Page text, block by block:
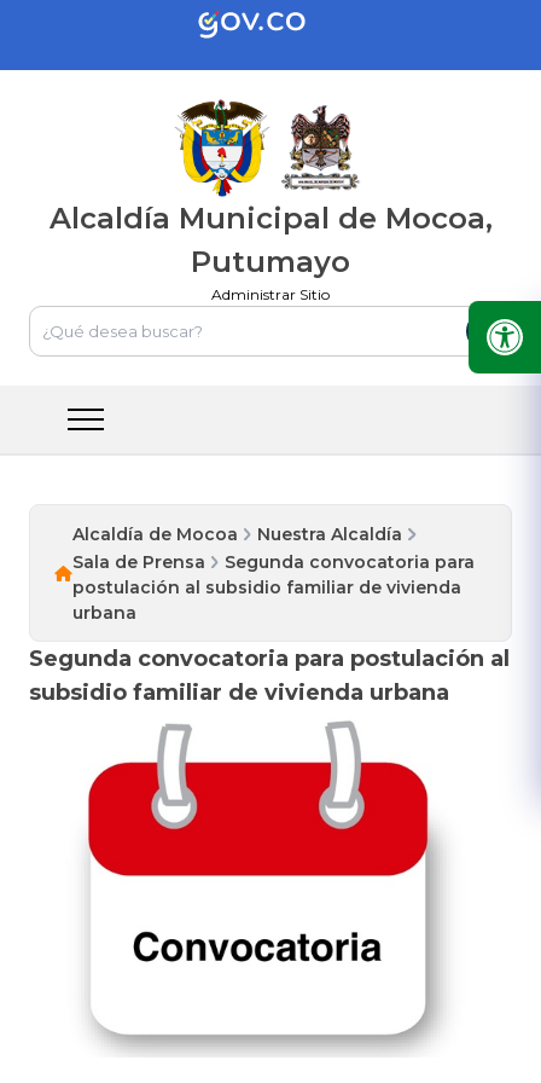
Alcaldía Municipal de Mocoa,
Putumayo
Administrar Sitio
Alcaldía de Mocoa
Nuestra Alcaldía
Sala de Prensa
Segunda convocatoria para
postulación al subsidio familiar de vivienda
urbana
Segunda convocatoria para postulación al
subsidio familiar de vivienda urbana